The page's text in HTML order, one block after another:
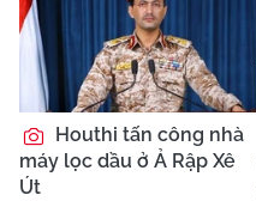
Houthi tấn công nhà
máy lọc dầu ở Ả Rập Xê
Út